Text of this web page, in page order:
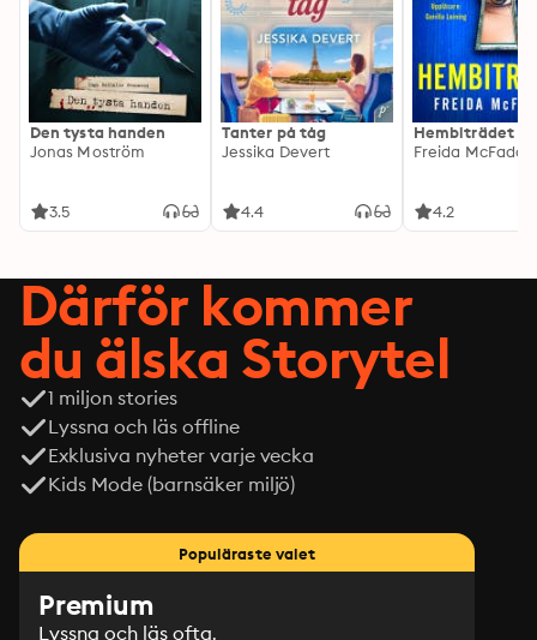
choose you over and over and over. And I did.
A mess, I was discovering the world we created with
one another had been infiltrated. Discovering I was no
longer invincible and you were touchable flipped a
switch so deep in my dome that I didn't think it was
reachable. In the midst of it all, a tear formed,
days repairing it—but only after the threat has been
Den tysta handen
Jonas Moström
3.5
Tanter på tåg
Jessika Devert
4.4
Hembiträdet
Freida
4.2
Därför kommer
du älska Storytel
1 miljon stories
Lyssna och läs offline
Exklusiva nyheter varje vecka
Kids Mode (barnsäker miljö)
Populäraste valet
Premium
Lyssna och läs ofta.